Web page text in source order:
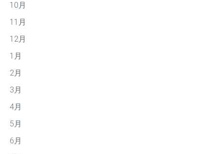
10月
11月
12月
1月
2月
3月
4月
5月
6月